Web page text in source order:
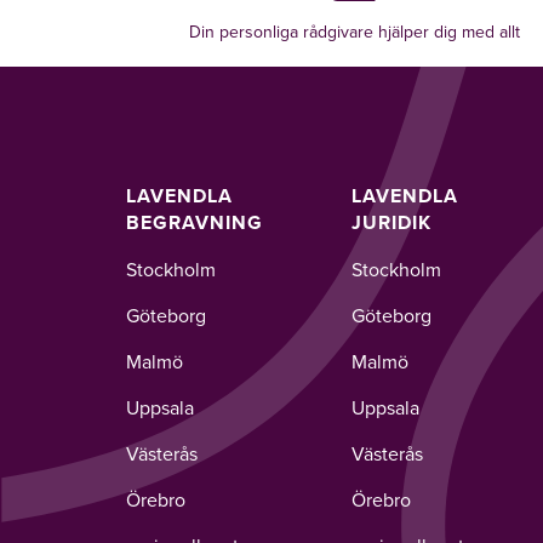
Din personliga rådgivare hjälper dig med allt
LAVENDLA
BEGRAVNING
Stockholm
Göteborg
Malmö
Uppsala
Västerås
Örebro
LAVENDLA
JURIDIK
Stockholm
Göteborg
Malmö
Uppsala
Västerås
Örebro